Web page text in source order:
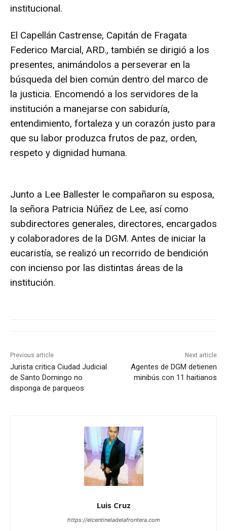
institucional.
El Capellán Castrense, Capitán de Fragata
Federico Marcial, ARD., también se dirigió a los
presentes, animándolos a perseverar en la
búsqueda del bien común dentro del marco de
la justicia. Encomendó a los servidores de la
institución a manejarse con sabiduría,
entendimiento, fortaleza y un corazón justo para
que su labor produzca frutos de paz, orden,
respeto y dignidad humana.
Junto a Lee Ballester le compañaron su esposa,
la señora Patricia Núñez de Lee, así como
subdirectores generales, directores, encargados
y colaboradores de la DGM. Antes de iniciar la
eucaristía, se realizó un recorrido de bendición
con incienso por las distintas áreas de la
institución.
Previous article
Jurista critica Ciudad Judicial
de Santo Domingo no
disponga de parqueos
Next article
Agentes de DGM detienen
minibús con 11 haitianos
Luis Cruz
https://elcentineladelafrontera.com